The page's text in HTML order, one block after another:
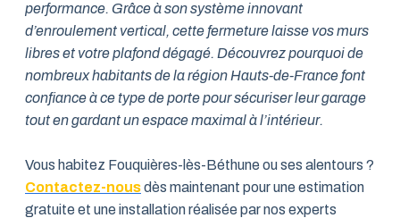
performance. Grâce à son système innovant
d’enroulement vertical, cette fermeture laisse vos murs
libres et votre plafond dégagé. Découvrez pourquoi de
nombreux habitants de la région Hauts-de-France font
confiance à ce type de porte pour sécuriser leur garage
tout en gardant un espace maximal à l’intérieur.
Vous habitez Fouquières-lès-Béthune ou ses alentours ?
Contactez-nousdès maintenant pour une estimation
gratuite et une installation réalisée par nos experts